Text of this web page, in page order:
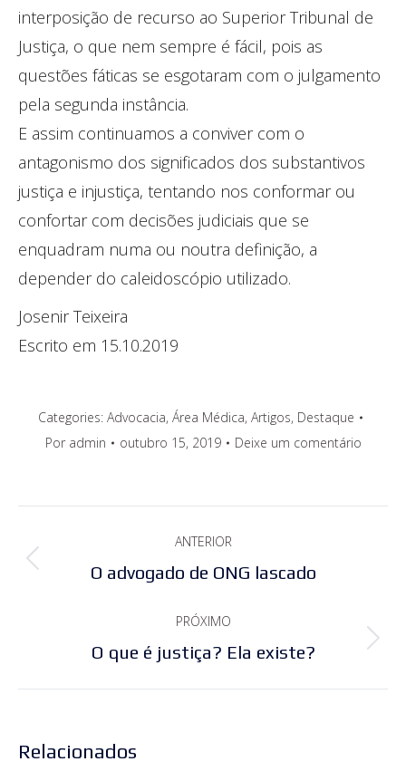
interposição de recurso ao Superior Tribunal de
Justiça, o que nem sempre é fácil, pois as
questões fáticas se esgotaram com o julgamento
pela segunda instância.
E assim continuamos a conviver com o
antagonismo dos significados dos substantivos
justiça e injustiça, tentando nos conformar ou
confortar com decisões judiciais que se
enquadram numa ou noutra definição, a
depender do caleidoscópio utilizado.
Josenir Teixeira
Escrito em 15.10.2019
Categories: Advocacia, Área Médica, Artigos, Destaque
Por admin outubro 15, 2019 Deixe um comentário
de
ANTERIOR
Post
O advogado de ONG lascado
PRÓXIMO
Próximo
O que é justiça? Ela existe?
Relacionados